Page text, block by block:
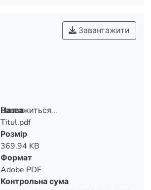
Вантажиться...
Вантажиться...
Завантажити
Назва
Titul.pdf
Розмір
369.94 KB
Формат
Adobe PDF
Контрольна сума